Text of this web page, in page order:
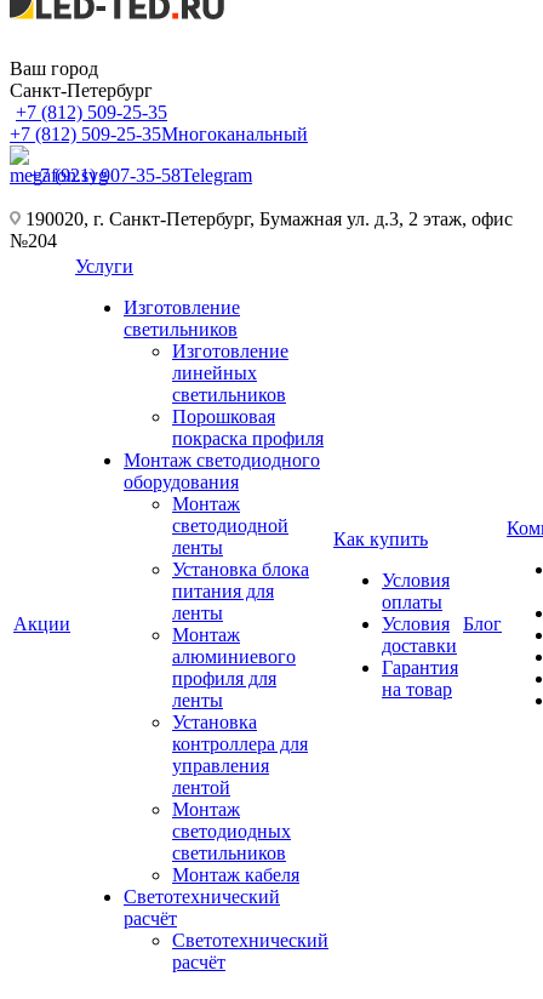
Ваш город
Санкт-Петербург
+7 (812) 509-25-35
+7 (812) 509-25-35Многоканальный
+7 (921) 907-35-58Telegram
190020, г. Санкт-Петербург, Бумажная ул. д.3, 2 этаж, офис
№204
Акции
Услуги
Изготовление
светильников
Изготовление
линейных
светильников
Порошковая
покраска профиля
Монтаж светодиодного
оборудования
Монтаж
светодиодной
ленты
Установка блока
питания для
ленты
Монтаж
алюминиевого
профиля для
ленты
Установка
контроллера для
управления
лентой
Монтаж
светодиодных
светильников
Монтаж кабеля
Светотехнический
расчёт
Светотехнический
расчёт
Как купить
Условия
оплаты
Условия
доставки
Гарантия
на товар
Блог